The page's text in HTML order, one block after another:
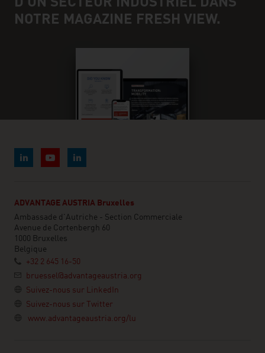
D'UN SECTEUR INDUSTRIEL DANS
NOTRE MAGAZINE FRESH VIEW.
ADVANTAGE AUSTRIA Bruxelles
Ambassade d'Autriche - Section Commerciale
Avenue de Cortenbergh 60
1000 Bruxelles
Belgique
+32 2 645 16-50
bruessel@advantageaustria.org
Suivez-nous sur LinkedIn
Suivez-nous sur Twitter
www.advantageaustria.org/lu